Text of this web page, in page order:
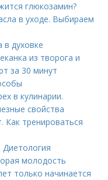
глюкозамин?
в уходе. Выбираем
в духовке
из творога и
за 30 минут
в кулинарии.
свойства
Как тренироваться
Диетология
молодость
только начинается